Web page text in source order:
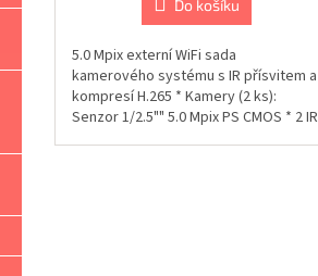
Do košíku
5.0 Mpix externí WiFi sada
kamerového systému s IR přísvitem a
kompresí H.265 * Kamery (2 ks):
Senzor 1/2.5"" 5.0 Mpix PS CMOS * 2 IR